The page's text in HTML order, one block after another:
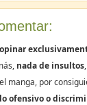
opinar
nada de insultos
manga, por
ofensivo o